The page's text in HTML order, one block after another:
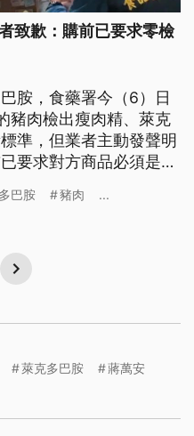
致歉：購前已要求零檢
胺，食藥署今（6）日
豬肉檢出瘦肉精、萊克
準，但業者主動發聲明
要求對方商品必須是萊
巴胺 豬肉 ...
萊克多巴胺
蔣萬安